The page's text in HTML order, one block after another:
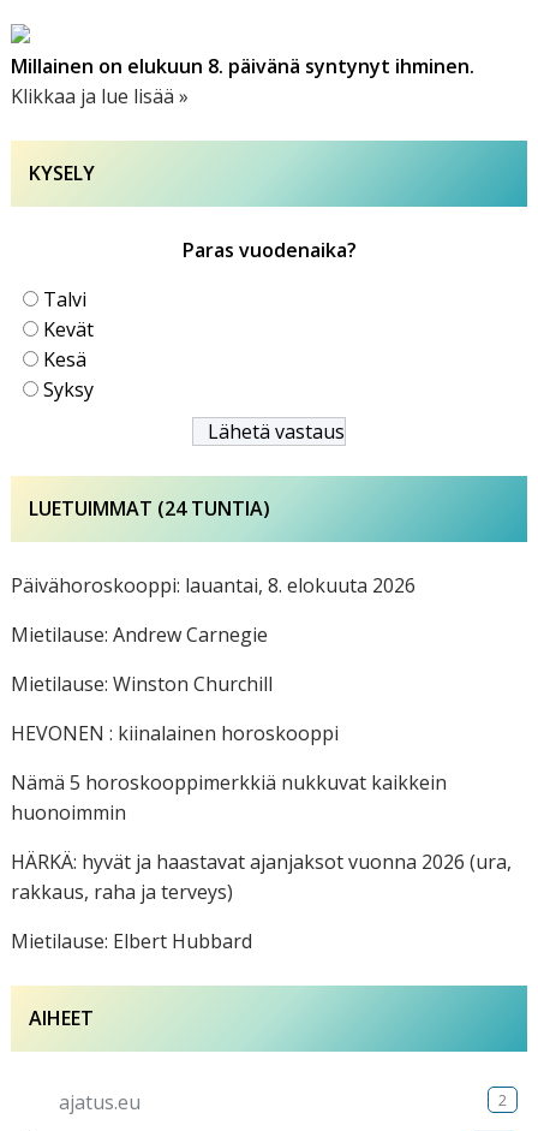
Millainen on elukuun 8. päivänä syntynyt ihminen.
Klikkaa ja lue lisää »
KYSELY
Paras vuodenaika?
Talvi
Kevät
Kesä
Syksy
LUETUIMMAT (24 TUNTIA)
Päivähoroskooppi: lauantai, 8. elokuuta 2026
Mietilause: Andrew Carnegie
Mietilause: Winston Churchill
HEVONEN : kiinalainen horoskooppi
Nämä 5 horoskooppimerkkiä nukkuvat kaikkein
huonoimmin
HÄRKÄ: hyvät ja haastavat ajanjaksot vuonna 2026 (ura,
rakkaus, raha ja terveys)
Mietilause: Elbert Hubbard
AIHEET
ajatus.eu 2